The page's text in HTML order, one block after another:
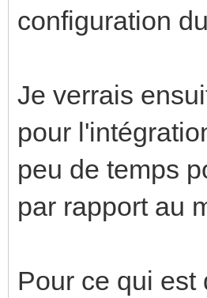
configuration
Je verrais
pour
peu de temps
par rapport au
Pour ce qui est